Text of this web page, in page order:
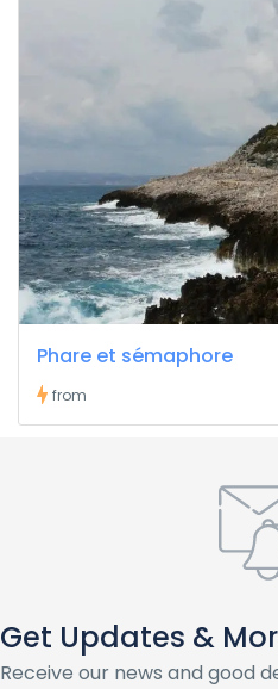
Phare et sémaphore
from
Get Updates &
Receive our news and good